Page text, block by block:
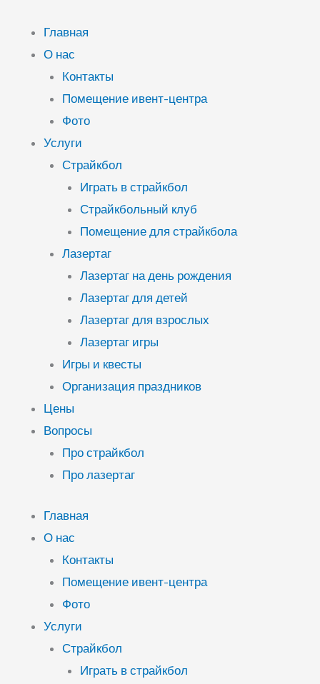
содержимому
Главная
О нас
Контакты
Помещение ивент-центра
Фото
Услуги
Страйкбол
Играть в страйкбол
Страйкбольный клуб
Помещение для страйкбола
Лазертаг
Лазертаг на день рождения
Лазертаг для детей
Лазертаг для взрослых
Лазертаг игры
Игры и квесты
Организация праздников
Цены
Вопросы
Про страйкбол
Про лазертаг
Главная
О нас
Контакты
Помещение ивент-центра
Фото
Услуги
Страйкбол
Играть в страйкбол